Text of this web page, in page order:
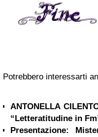
Potrebbero interessarti
ANTONELLA
“Letteratitudine in
Presentazione: